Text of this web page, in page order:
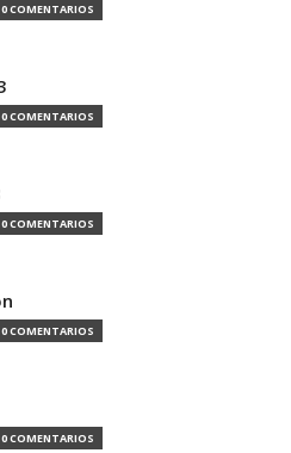
0 COMENTARIOS
0 COMENTARIOS
0 COMENTARIOS
0 COMENTARIOS
0 COMENTARIOS